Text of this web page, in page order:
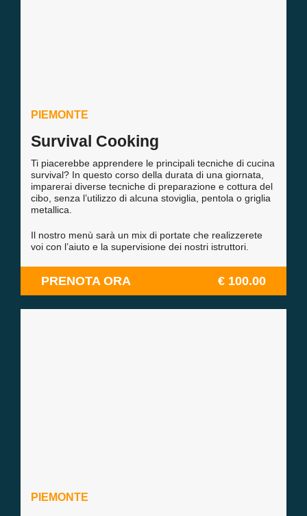
PIEMONTE
Survival Cooking
Ti piacerebbe apprendere le principali tecniche di cucina
survival? In questo corso della durata di una giornata,
imparerai diverse tecniche di preparazione e cottura del
cibo, senza l’utilizzo di alcuna stoviglia, pentola o griglia
metallica.
Il nostro menù sarà un mix di portate che realizzerete
voi con l’aiuto e la supervisione dei nostri istruttori.
PRENOTA ORA € 100.00
PIEMONTE